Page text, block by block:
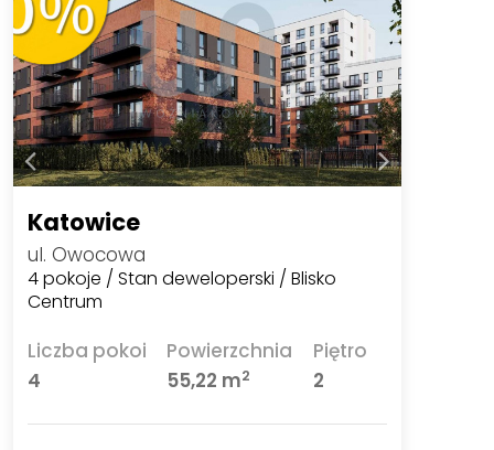
Katowice
ul. Owocowa
4 pokoje / Stan deweloperski / Blisko
Centrum
Liczba pokoi
4
Powierzchnia
55,22 m2
Piętro
2